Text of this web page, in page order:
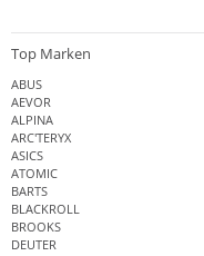
Top Marken
ABUS
AEVOR
ALPINA
ARC'TERYX
ASICS
ATOMIC
BARTS
BLACKROLL
BROOKS
DEUTER